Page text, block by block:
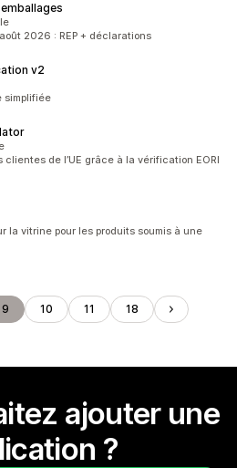
emballages
2026 : REP + déclarations
v2
simplifiée
de l’UE grâce à la vérification EORI
la vitrine pour les produits soumis à une
9 10 11 18
ajouter une
?